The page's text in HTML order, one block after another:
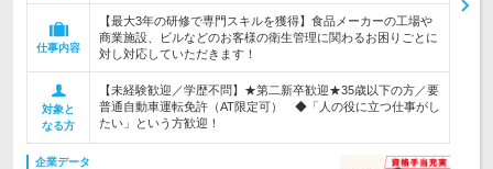
仕事内容
【最大3年の研修で専門スキルを獲得】食品メーカーの工場や
商業施設、ビルなどのお客様の衛生管理に関わるお困りごとに
対し対応していただきます！
対象と
なる方
【未経験歓迎／学歴不問】★第二新卒歓迎★35歳以下の方／要
普通自動車運転免許（AT限定可） ◆「人の役に立つ仕事がし
たい」という方歓迎！
企業データ